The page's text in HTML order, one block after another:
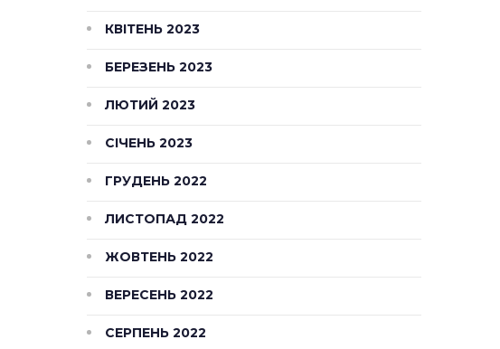
КВІТЕНЬ 2023
БЕРЕЗЕНЬ 2023
ЛЮТИЙ 2023
СІЧЕНЬ 2023
ГРУДЕНЬ 2022
ЛИСТОПАД 2022
ЖОВТЕНЬ 2022
ВЕРЕСЕНЬ 2022
СЕРПЕНЬ 2022